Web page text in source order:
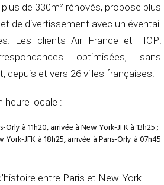
de 330m² rénovés, propose plus
de divertissement avec un éventail
Les clients Air France et HOP!
optimisées, sans
depuis et vers 26 villes françaises.
heure locale :
Orly à 11h20, arrivée à New York-JFK à 13h25 ;
JFK à 18h25, arrivée à Paris-Orly à 07h45
entre Paris et New-York